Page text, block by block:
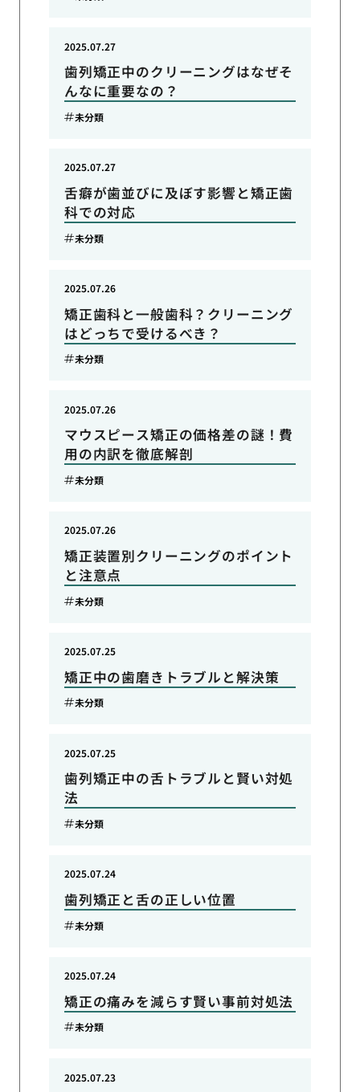
歯列矯正中のクリーニングはなぜそ
んなに重要なの？
2025.07.27
未分類
舌癖が歯並びに及ぼす影響と矯正歯
科での対応
2025.07.27
未分類
矯正歯科と一般歯科？クリーニング
はどっちで受けるべき？
2025.07.26
未分類
マウスピース矯正の価格差の謎！費
用の内訳を徹底解剖
2025.07.26
未分類
矯正装置別クリーニングのポイント
と注意点
2025.07.26
未分類
矯正中の歯磨きトラブルと解決策
2025.07.25
未分類
歯列矯正中の舌トラブルと賢い対処
法
2025.07.25
未分類
歯列矯正と舌の正しい位置
2025.07.24
未分類
矯正の痛みを減らす賢い事前対処法
2025.07.24
未分類
2025.07.23